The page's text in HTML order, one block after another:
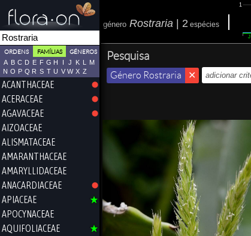
ORDENS FAMÍLIAS GÉNEROS
A B C D E F G H I J K L
M
N O P Q R S T U V W X Z
ACANTHACEAE
ACERACEAE
AGAVACEAE
AIZOACEAE
ALISMATACEAE
AMARANTHACEAE
AMARYLLIDACEAE
ANACARDIACEAE
APIACEAE
APOCYNACEAE
AQUIFOLIACEAE
género Rostraria 2 espécies
1
J
Pesquisa
Género Rostraria